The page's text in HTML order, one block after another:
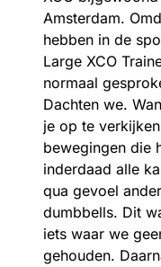
Amsterdam.
hebben in de
Large XCO
normaal
Dachten we.
je op te
bewegingen die
inderdaad alle
qua gevoel
dumbbells. Dit
iets waar we
gehouden.